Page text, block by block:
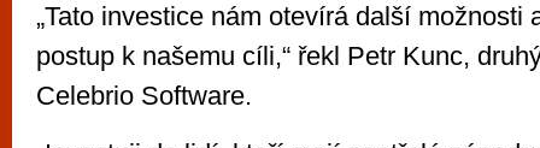
„Tato investice nám otevírá další možnosti
postup k našemu cíli,“ řekl Petr Kunc,
Celebrio Software.